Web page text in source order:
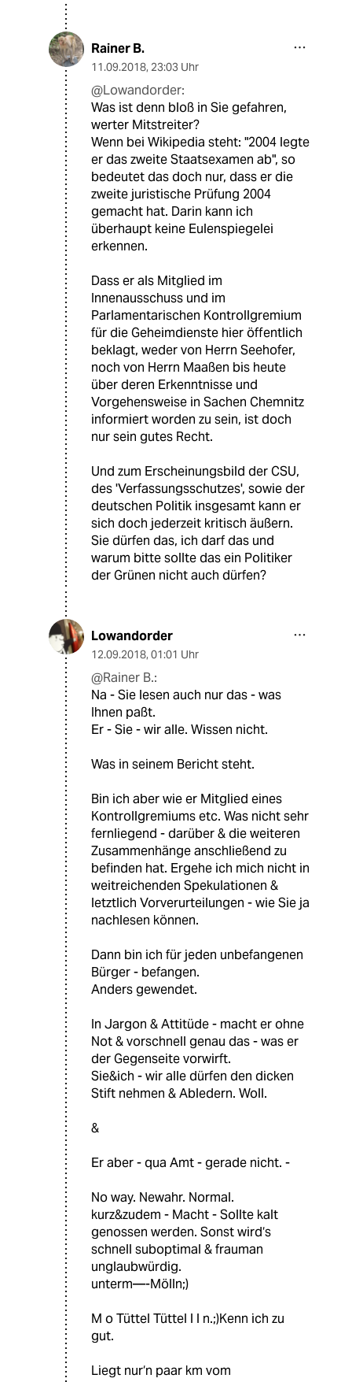
Rainer B.
11.09.2018, 23:03 Uhr
@Lowandorder:
Was ist denn bloß in Sie gefahren,
werter Mitstreiter?
Wenn bei Wikipedia steht: "2004 legte
er das zweite Staatsexamen ab", so
bedeutet das doch nur, dass er die
zweite juristische Prüfung 2004
gemacht hat. Darin kann ich
überhaupt keine Eulenspiegelei
erkennen.
Dass er als Mitglied im
Innenausschuss und im
Parlamentarischen Kontrollgremium
für die Geheimdienste hier öffentlich
beklagt, weder von Herrn Seehofer,
noch von Herrn Maaßen bis heute
über deren Erkenntnisse und
Vorgehensweise in Sachen Chemnitz
informiert worden zu sein, ist doch
nur sein gutes Recht.
Und zum Erscheinungsbild der CSU,
des 'Verfassungsschutzes', sowie der
deutschen Politik insgesamt kann er
sich doch jederzeit kritisch äußern.
Sie dürfen das, ich darf das und
warum bitte sollte das ein Politiker
der Grünen nicht auch dürfen?
Lowandorder
12.09.2018, 01:01 Uhr
@Rainer B.:
Na - Sie lesen auch nur das - was
Ihnen paßt.
Er - Sie - wir alle. Wissen nicht.
Was in seinem Bericht steht.
Bin ich aber wie er Mitglied eines
Kontrollgremiums etc. Was nicht sehr
fernliegend - darüber & die weiteren
Zusammenhänge anschließend zu
befinden hat. Ergehe ich mich nicht in
weitreichenden Spekulationen &
letztlich Vorverurteilungen - wie Sie ja
nachlesen können.
Dann bin ich für jeden unbefangenen
Bürger - befangen.
Anders gewendet.
In Jargon & Attitüde - macht er ohne
Not & vorschnell genau das - was er
der Gegenseite vorwirft.
Sie&ich - wir alle dürfen den dicken
Stift nehmen & Abledern. Woll.
&
Er aber - qua Amt - gerade nicht. -
No way. Newahr. Normal.
kurz&zudem - Macht - Sollte kalt
genossen werden. Sonst wird‘s
schnell suboptimal & frauman
unglaubwürdig.
unterm—-Mölln;)
M o Tüttel Tüttel l l n.;)Kenn ich zu
gut.
Liegt nur‘n paar km vom